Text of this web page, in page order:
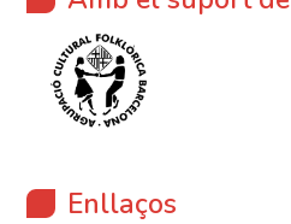
Enllaços